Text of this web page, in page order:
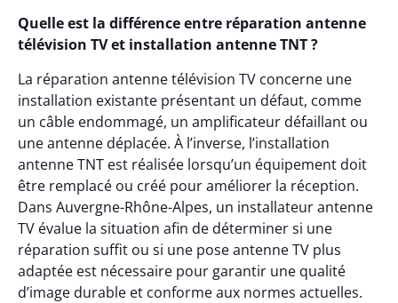
Quelle est la différence entre réparation antenne
télévision TV et installation antenne TNT ?
La réparation antenne télévision TV concerne une
installation existante présentant un défaut, comme
un câble endommagé, un amplificateur défaillant ou
une antenne déplacée. À l’inverse, l’installation
antenne TNT est réalisée lorsqu’un équipement doit
être remplacé ou créé pour améliorer la réception.
Dans Auvergne-Rhône-Alpes, un installateur antenne
TV évalue la situation afin de déterminer si une
réparation suffit ou si une pose antenne TV plus
adaptée est nécessaire pour garantir une qualité
d’image durable et conforme aux normes actuelles.